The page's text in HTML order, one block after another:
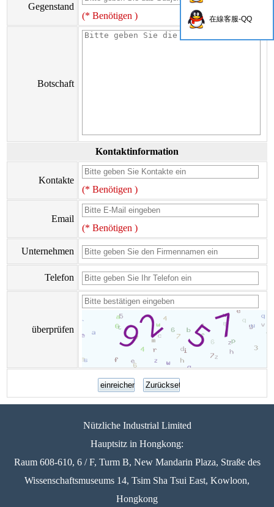
Gegenstand
(* Benötigen )
Botschaft
Kontaktinformation
Kontakte
(* Benötigen )
Email
(* Benötigen )
Unternehmen
Telefon
überprüfen
Nützliche Industrial Limited
Hauptsitz in Hongkong:
Raum 608-610, 6 / F, Turm B, New Mandarin Plaza, Straße des
Wissenschaftsmuseums 14, Tsim Sha Tsui East, Kowloon,
Hongkong
在線客服-QQ